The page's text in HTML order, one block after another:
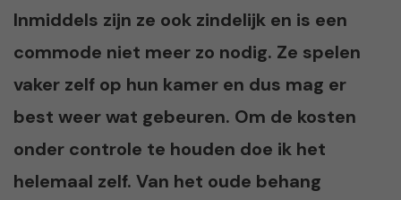
Inmiddels zijn ze ook zindelijk en is een
commode niet meer zo nodig. Ze spelen
vaker zelf op hun kamer en dus mag er
best weer wat gebeuren. Om de kosten
onder controle te houden doe ik het
helemaal zelf. Van het oude behang